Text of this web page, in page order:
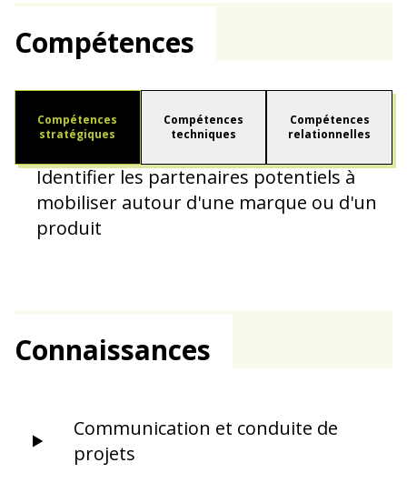
Compétences
Compétences
stratégiques
Compétences
techniques
Compétences
relationnelles
Identifier les partenaires potentiels à
mobiliser autour d'une marque ou d'un
produit
Connaissances
Communication et conduite de
projets